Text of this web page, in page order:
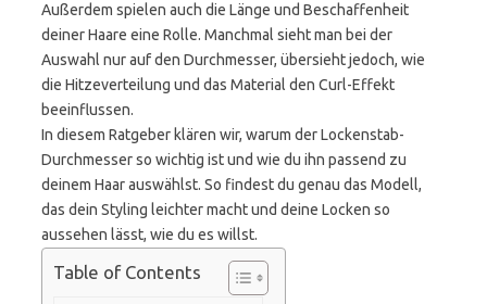
Außerdem spielen auch die Länge und Beschaffenheit
deiner Haare eine Rolle. Manchmal sieht man bei der
Auswahl nur auf den Durchmesser, übersieht jedoch, wie
die Hitzeverteilung und das Material den Curl-Effekt
beeinflussen.
In diesem Ratgeber klären wir, warum der Lockenstab-
Durchmesser so wichtig ist und wie du ihn passend zu
deinem Haar auswählst. So findest du genau das Modell,
das dein Styling leichter macht und deine Locken so
aussehen lässt, wie du es willst.
Table of Contents